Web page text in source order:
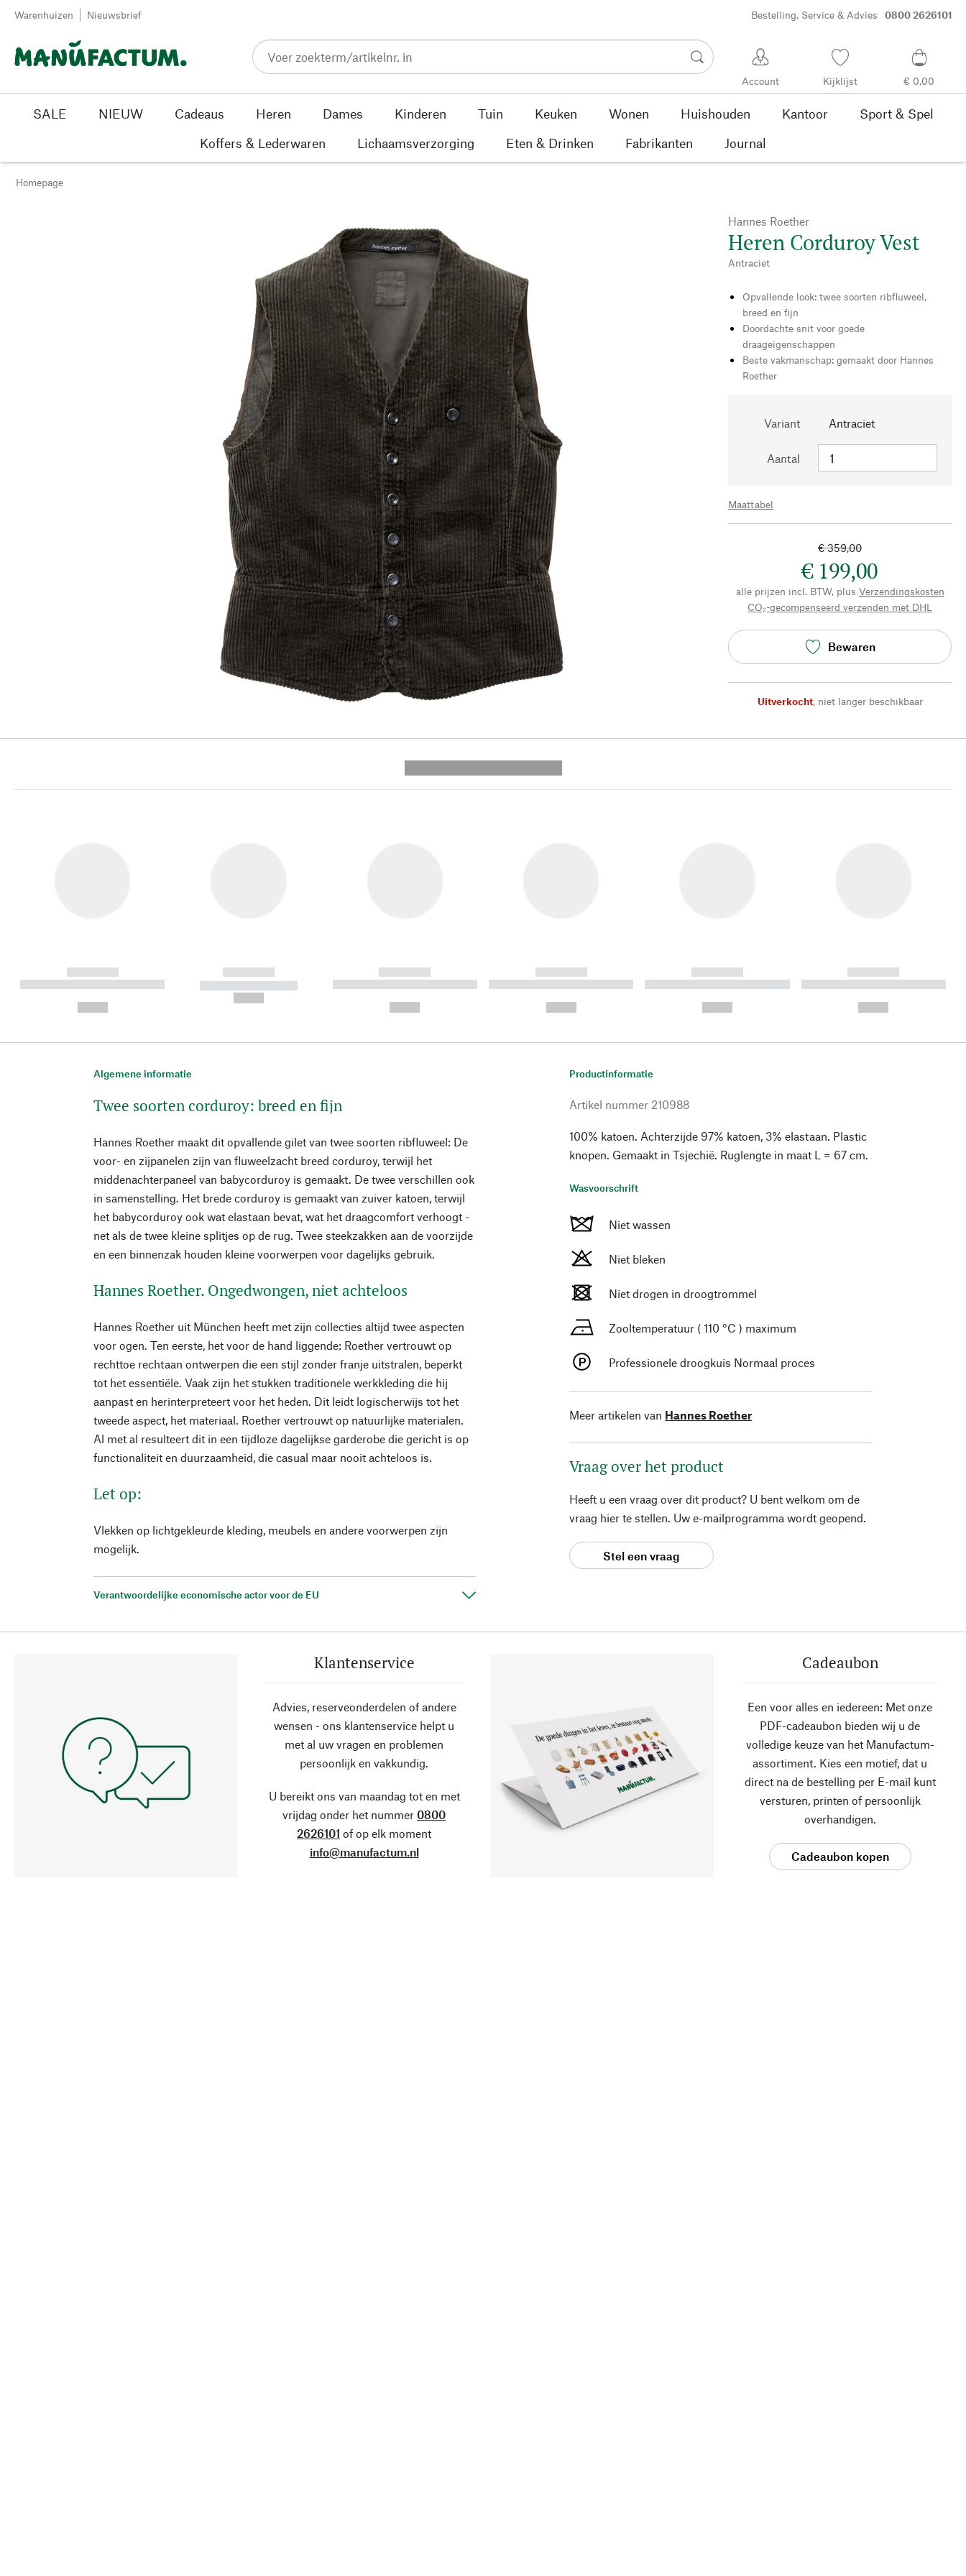
Passer au contenu
Warenhuizen Nieuwsbrief Bestelling, Service & Advies 0800 2626101
Account Kijklijst € 0,00
SALE NIEUW Cadeaus Heren Dames Kinderen Tuin Keuken Wonen Huishouden Kantoor
Sport & Spel
Koffers & Lederwaren
Lichaamsverzorging Eten & Drinken Fabrikanten Journal
Homepage
Hannes Roether
Heren Corduroy Vest
Antraciet
Opvallende look: twee soorten ribfluweel,
breed en fijn
Doordachte snit voor goede
draageigenschappen
Beste vakmanschap: gemaakt door Hannes
Roether
Variant Antraciet
Aantal
Maattabel
€ 359,00
€ 199,00
alle prijzen incl. BTW, plus Verzendingskosten
CO₂-gecompenseerd verzenden met DHL
Bewaren
Uitverkocht, niet langer beschikbaar
------------
----------- ----------- ----------
------------
----------- -----------
------------
----------- ----------- ----------
------------
----------- ----------- ----------
------------
----------- ----------- ----------
------------
----------- ----------- ----------
Algemene informatie
Twee soorten corduroy: breed en fijn
Hannes Roether maakt dit opvallende gilet van twee soorten ribfluweel: De
voor- en zijpanelen zijn van fluweelzacht breed corduroy, terwijl het
middenachterpaneel van babycorduroy is gemaakt. De twee verschillen ook
in samenstelling. Het brede corduroy is gemaakt van zuiver katoen, terwijl
het babycorduroy ook wat elastaan bevat, wat het draagcomfort verhoogt -
net als de twee kleine splitjes op de rug. Twee steekzakken aan de voorzijde
en een binnenzak houden kleine voorwerpen voor dagelijks gebruik.
Hannes Roether. Ongedwongen, niet achteloos
Hannes Roether uit München heeft met zijn collecties altijd twee aspecten
voor ogen. Ten eerste, het voor de hand liggende: Roether vertrouwt op
rechttoe rechtaan ontwerpen die een stijl zonder franje uitstralen, beperkt
tot het essentiële. Vaak zijn het stukken traditionele werkkleding die hij
aanpast en herinterpreteert voor het heden. Dit leidt logischerwijs tot het
tweede aspect, het materiaal. Roether vertrouwt op natuurlijke materialen.
Al met al resulteert dit in een tijdloze dagelijkse garderobe die gericht is op
functionaliteit en duurzaamheid, die casual maar nooit achteloos is.
Let op:
Vlekken op lichtgekleurde kleding, meubels en andere voorwerpen zijn
mogelijk.
Verantwoordelijke economische actor voor de EU
Productinformatie
Artikel nummer 210988
100% katoen. Achterzijde 97% katoen, 3% elastaan. Plastic
knopen. Gemaakt in Tsjechië. Ruglengte in maat L = 67 cm.
Wasvoorschrift
Niet wassen
Niet bleken
Niet drogen in droogtrommel
Zooltemperatuur ( 110 °C ) maximum
Professionele droogkuis Normaal proces
Meer artikelen van Hannes Roether
Vraag over het product
Heeft u een vraag over dit product? U bent welkom om de
vraag hier te stellen. Uw e-mailprogramma wordt geopend.
Stel een vraag
Klantenservice
Advies, reserveonderdelen of andere
wensen - ons klantenservice helpt u
met al uw vragen en problemen
persoonlijk en vakkundig.
U bereikt ons van maandag tot en met
vrijdag onder het nummer 0800
2626101 of op elk moment
info@manufactum.nl
Cadeaubon
Een voor alles en iedereen: Met onze
PDF-cadeaubon bieden wij u de
volledige keuze van het Manufactum-
assortiment. Kies een motief, dat u
direct na de bestelling per E-mail kunt
versturen, printen of persoonlijk
overhandigen.
Cadeaubon kopen